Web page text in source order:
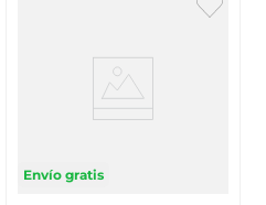
Envío gratis